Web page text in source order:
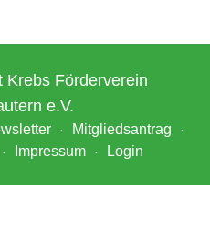
Krebs Förderverein
e.V.
Mitgliedsantrag
Impressum Login